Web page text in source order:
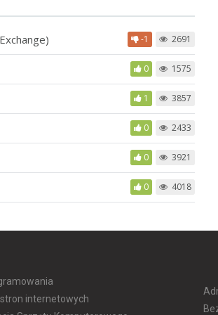
-1 2691
0 1575
1 3857
0 2433
0 3921
0 4018
internetowych